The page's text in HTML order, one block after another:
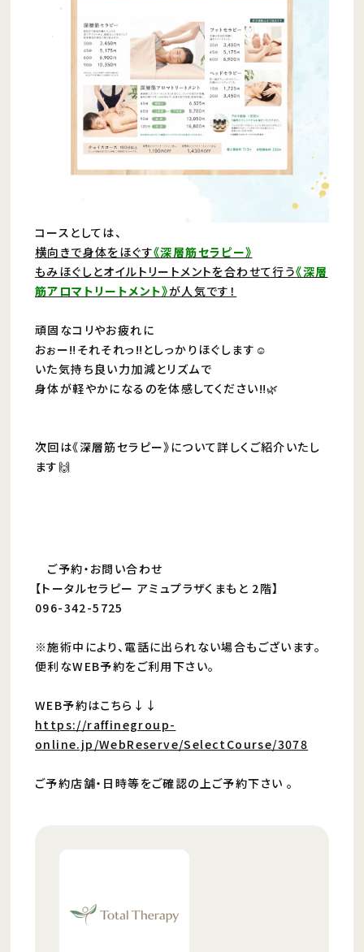
コースとしては、
横向きで身体をほぐす《深層筋セラピー》
もみほぐしとオイルトリートメントを合わせて行う《深層
筋アロマトリートメント》が人気です！
頑固なコリやお疲れに
おぉー‼︎それそれっ‼︎としっかりほぐします☺️
いた気持ち良い力加減とリズムで
身体が軽やかになるのを体感してください‼︎🌿
次回は《深層筋セラピー》について詳しくご紹介いたし
ます🙌
ご予約・お問い合わせ
【トータルセラピー アミュプラザくまもと 2階】
096-342-5725
※施術中により、電話に出られない場合もございます。
便利なWEB予約をご利用下さい。
WEB予約はこちら↓↓
https://raffinegroup-
online.jp/WebReserve/SelectCourse/3078
ご予約店舗・日時等をご確認の上ご予約下さい 。